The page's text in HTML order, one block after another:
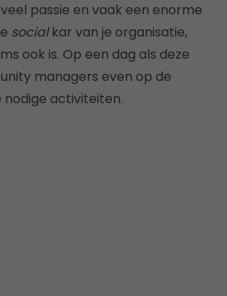
passie en vaak een enorme
socialkar van je organisatie,
ook is. Op een dag als deze
managers even op de
activiteiten.